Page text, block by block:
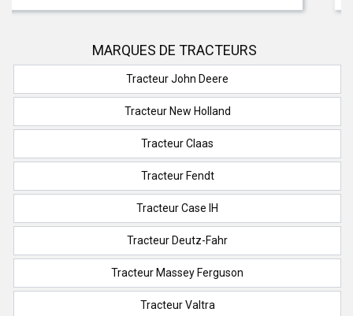
MARQUES DE TRACTEURS
Tracteur John Deere
Tracteur New Holland
Tracteur Claas
Tracteur Fendt
Tracteur Case IH
Tracteur Deutz-Fahr
Tracteur Massey Ferguson
Tracteur Valtra